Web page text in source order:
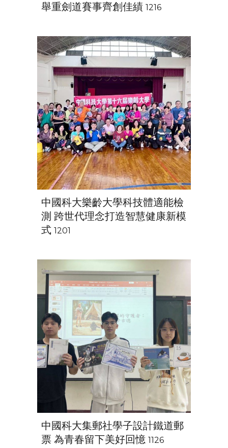
舉重劍道賽事齊創佳績 1216
中國科大樂齡大學科技體適能檢
測 跨世代理念打造智慧健康新模
式 1201
中國科大集郵社學子設計鐵道郵
票 為青春留下美好回憶 1126